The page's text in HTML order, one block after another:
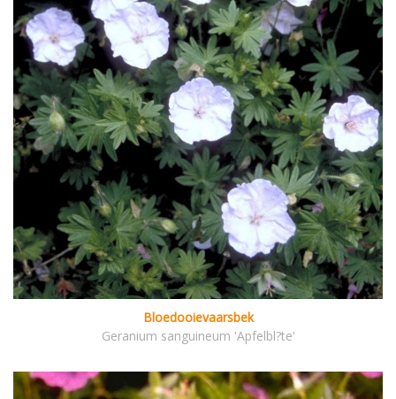
Bloedooievaarsbek
Geranium sanguineum 'Apfelbl?te'